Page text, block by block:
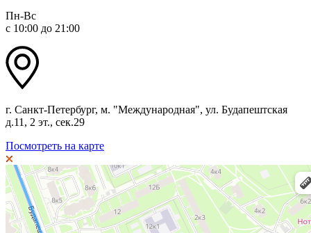
Пн-Вс
с 10:00 до 21:00
г. Санкт-Петербург, м. "Международная", ул. Будапештская
д.11, 2 эт., сек.29
Посмотреть на карте